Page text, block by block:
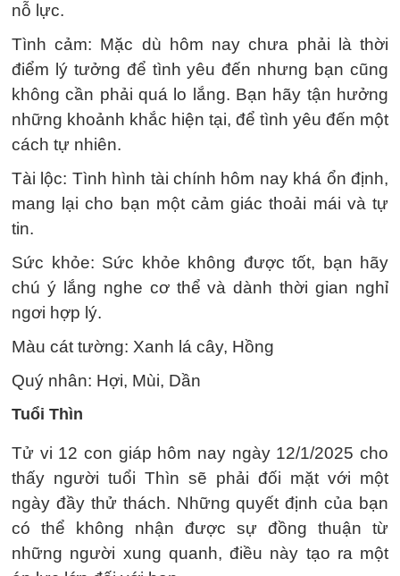
nỗ lực.
Tình cảm: Mặc dù hôm nay chưa phải là thời
điểm lý tưởng để tình yêu đến nhưng bạn cũng
không cần phải quá lo lắng. Bạn hãy tận hưởng
những khoảnh khắc hiện tại, để tình yêu đến một
cách tự nhiên.
Tài lộc: Tình hình tài chính hôm nay khá ổn định,
mang lại cho bạn một cảm giác thoải mái và tự
tin.
Sức khỏe: Sức khỏe không được tốt, bạn hãy
chú ý lắng nghe cơ thể và dành thời gian nghỉ
ngơi hợp lý.
Màu cát tường: Xanh lá cây, Hồng
Quý nhân: Hợi, Mùi, Dần
Tuổi Thìn
Tử vi 12 con giáp hôm nay ngày 12/1/2025 cho
thấy người tuổi Thìn sẽ phải đối mặt với một
ngày đầy thử thách. Những quyết định của bạn
có thể không nhận được sự đồng thuận từ
những người xung quanh, điều này tạo ra một